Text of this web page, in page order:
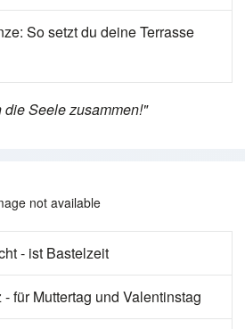
So setzt du deine Terrasse
Seele zusammen!"
not available
- ist Bastelzeit
für Muttertag und Valentinstag